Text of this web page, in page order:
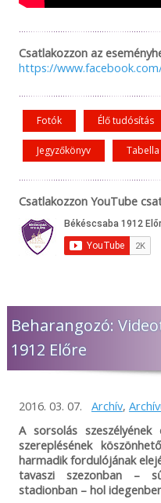
Csatlakozzon az
https://
Fotók Élő tudósítás
Jegyzőkönyv Tabella
Csatlakozzon YouTube
Beharangozó:
1912 Előre
2016. 03. 07. Archív,
A sorsolás
szereplésének
harmadik fordulójának
tavaszi szezonban –
stadionban – hol